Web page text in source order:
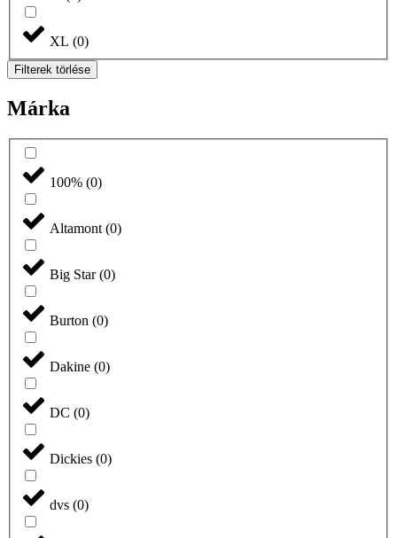
XL (0)
Filterek törlése
Márka
100% (0)
Altamont (0)
Big Star(0)
Burton (0)
Dakine (0)
DC (0)
Dickies (0)
dvs (0)